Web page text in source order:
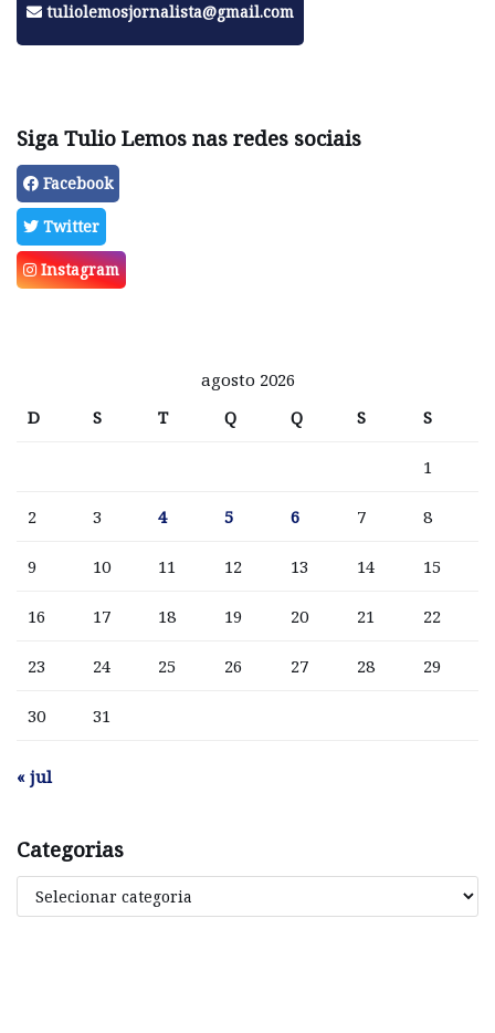
tuliolemosjornalista@gmail.com
Siga Tulio Lemos nas redes sociais
Facebook
Twitter
Instagram
agosto 2026
D
S T Q Q S S
1
2 3 4 5 6 7 8
9 10 11 12 13 14 15
16 17 18 19 20 21 22
23 24 25 26 27 28 29
30 31
« jul
Categorias